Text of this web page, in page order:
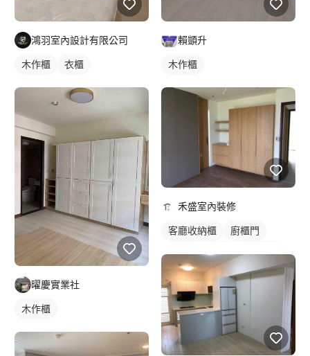
鴻羽室內設計有限公司
木作櫃 衣櫃
曜慶實業社
木作櫃
賴顗升
木作櫃
禾盛室內裝修
客廳收納櫃
廚櫃門